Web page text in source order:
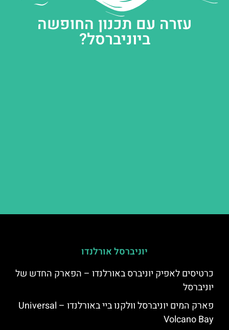
עזרה עם תכנון החופשה
ביוניברסל?
יוניברסל אורלנדו
כרטיסים לאפיק יוניברס באורלנדו – הפארק החדש של
יוניברסל
פארק המים יוניברסל וולקנו ביי באורלנדו – Universal
Volcano Bay